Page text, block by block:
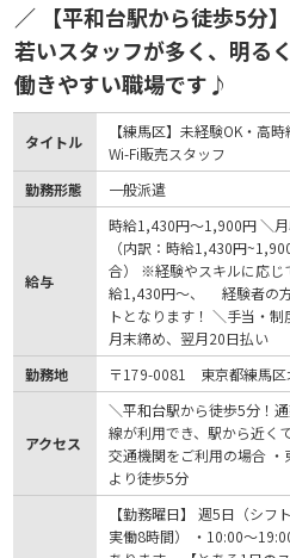
／ 【平和台駅から徒歩5分】
若いスタッフが多く、明るく
働きやすい職場です♪
タイトル
【練馬区】未経験OK・高
Wi-Fi販売スタッフ
勤務形態
一般派遣
給与
時給1,430円〜1,900円 ＼
（内訳：時給1,430円
合） ※経験やスキルに応
給1,430円～、 経験者の
トとなります！ ＼手当・
月末締め、翌月20日払い
勤務地
〒179-0081 東京都練馬区
アクセス
＼平和台駅から徒歩5分！
線が利用でき、駅から近く
交通機関をご利用の場合 ・
より徒歩5分
【勤務曜日】 週5日（シ
実働8時間） ・10:00〜